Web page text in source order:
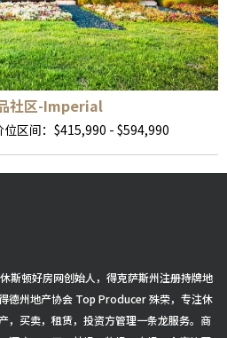
社区-Imperial
区间：$415,990 - $594,990
斯顿好房网创始人，得克萨斯州注册持牌地
德州地产协会 Top Producer 殊荣，专注休
，买卖，租赁，投资方管理一条龙服务。商